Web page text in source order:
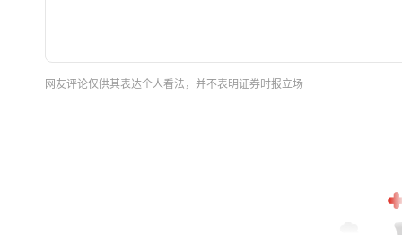
网友评论仅供其表达个人看法，并不表明证券时报立场